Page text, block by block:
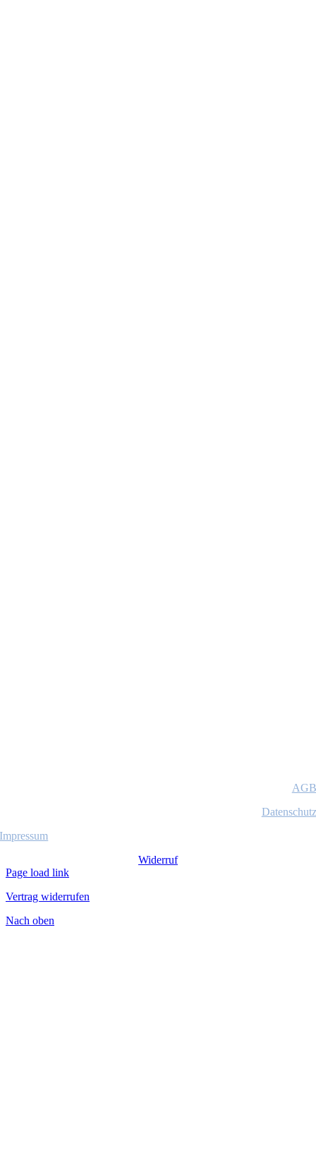
AGB
Datenschutz
Impressum
Widerruf
Page load link
Vertrag widerrufen
Nach oben